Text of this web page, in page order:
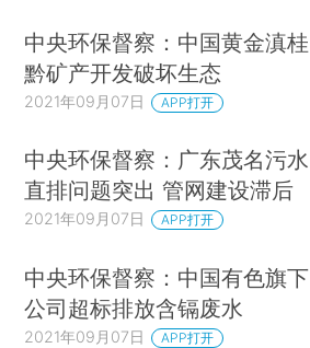
中央环保督察：中国黄金滇桂
黔矿产开发破坏生态
2021年09月07日 APP打开
中央环保督察：广东茂名污水
直排问题突出 管网建设滞后
2021年09月07日 APP打开
中央环保督察：中国有色旗下
公司超标排放含镉废水
2021年09月07日 APP打开